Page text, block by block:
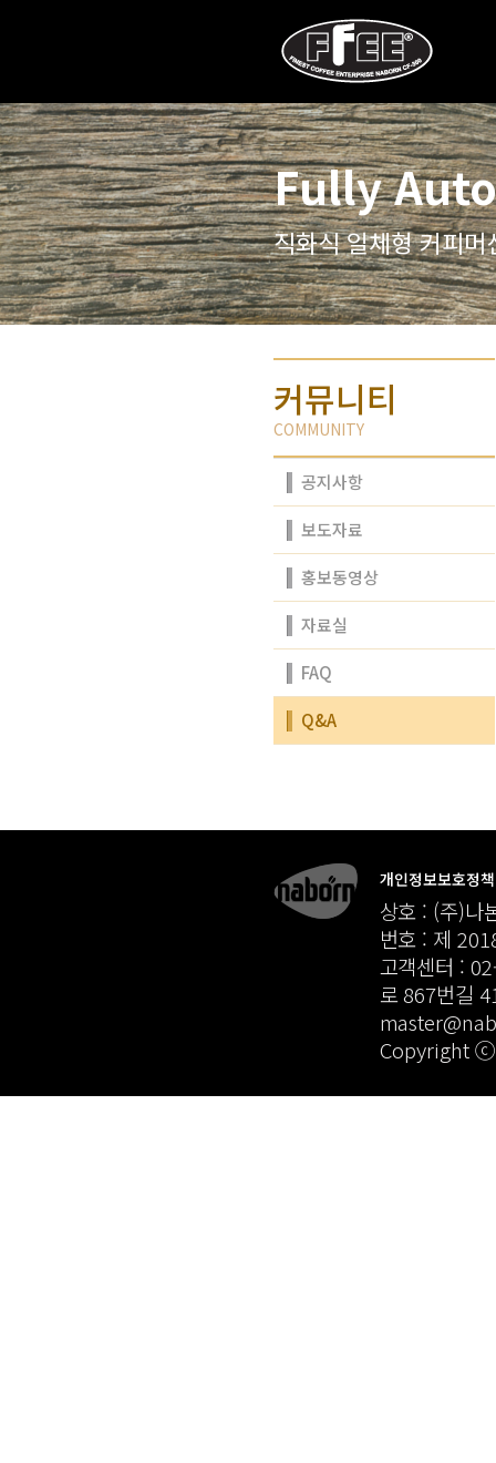
Fully
직화식 일체형 커피머
커뮤니티
COMMUNITY
공지사항
보도자료
홍보동영상
자료실
FAQ
Q&A
개인정보보호정책
상호 : (주)나
번호 : 제
고객센터 :
로 867번길
Copyright